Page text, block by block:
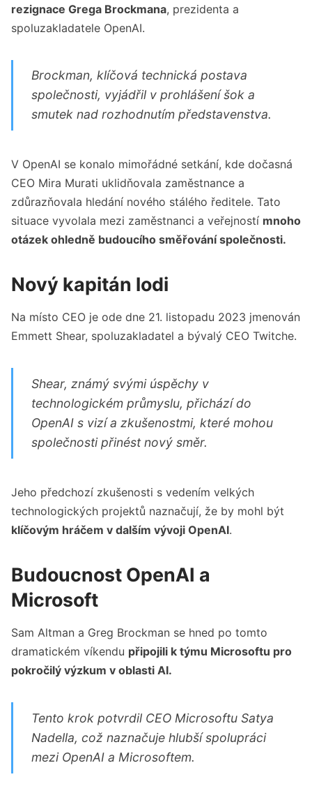
rezignace Grega Brockmana, prezidenta a
spoluzakladatele OpenAI.
Brockman, klíčová technická postava
společnosti, vyjádřil v prohlášení šok a
smutek nad rozhodnutím představenstva.
V OpenAI se konalo mimořádné setkání, kde dočasná
CEO Mira Murati uklidňovala zaměstnance a
zdůrazňovala hledání nového stálého ředitele. Tato
situace vyvolala mezi zaměstnanci a veřejností mnoho
otázek ohledně budoucího směřování společnosti.
Nový kapitán lodi
Na místo CEO je ode dne 21. listopadu 2023 jmenován
Emmett Shear, spoluzakladatel a bývalý CEO Twitche.
Shear, známý svými úspěchy v
technologickém průmyslu, přichází do
OpenAI s vizí a zkušenostmi, které mohou
společnosti přinést nový směr.
Jeho předchozí zkušenosti s vedením velkých
technologických projektů naznačují, že by mohl být
klíčovým hráčem v dalším vývoji OpenAI.
Budoucnost OpenAI a
Microsoft
Sam Altman a Greg Brockman se hned po tomto
dramatickém víkendu připojili k týmu Microsoftu pro
pokročilý výzkum v oblasti AI.
Tento krok potvrdil CEO Microsoftu Satya
Nadella, což naznačuje hlubší spolupráci
mezi OpenAI a Microsoftem.